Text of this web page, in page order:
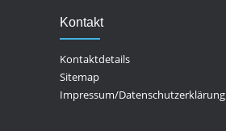
Kontakt
Kontaktdetails
Sitemap
Impressum/Datenschutzerklärung